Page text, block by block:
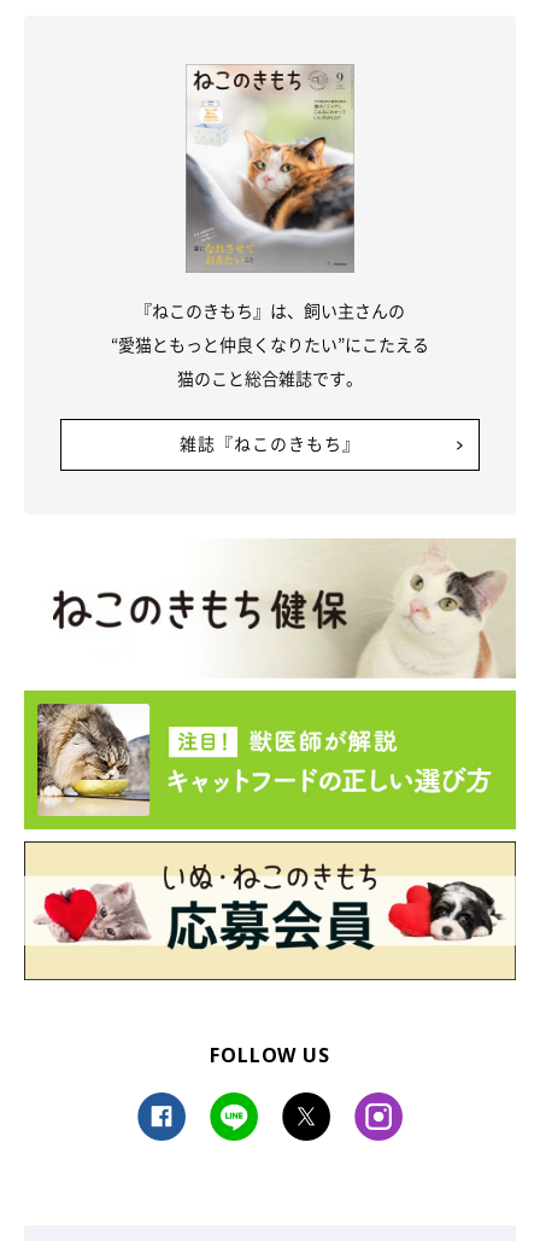
『ねこのきもち』は、飼い主さんの
“愛猫ともっと仲良くなりたい”にこたえる
猫のこと総合雑誌です。
雑誌『ねこのきもち』
FOLLOW US